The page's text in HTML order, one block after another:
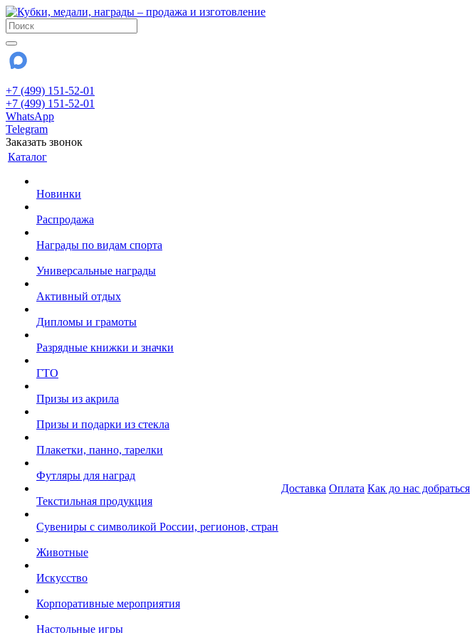
+7 (499) 151-52-01
+7 (499) 151-52-01
WhatsApp
Telegram
Заказать звонок
Каталог
Новинки
Распродажа
Награды по видам спорта
Универсальные награды
Активный отдых
Дипломы и грамоты
Разрядные книжки и значки
ГТО
Призы из акрила
Призы и подарки из стекла
Плакетки, панно, тарелки
Футляры для наград
Текстильная продукция
Сувениры с символикой России, регионов, стран
Животные
Искусство
Корпоративные мероприятия
Настольные игры
Доставка Оплата Как до нас добраться